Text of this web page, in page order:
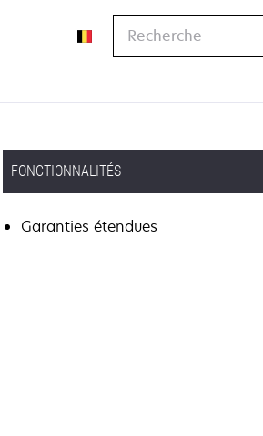
Recherche
FONCTIONNALITÉS
Garanties étendues